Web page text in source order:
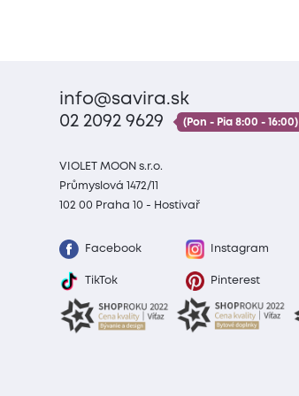
info@savira.sk
02 2092 9629
(Pon - Pia 8:00 - 16:00)
VIOLET MOON s.r.o.
Průmyslová 1472/11
102 00 Praha 10 - Hostivař
Facebook Instagram
TikTok Pinterest